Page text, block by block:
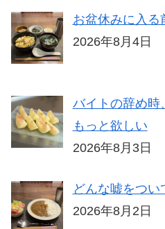
お盆休みに入る
2026年8月4日
バイトの辞め時
もっと欲しい
2026年8月3日
どんな嘘をつい
2026年8月2日